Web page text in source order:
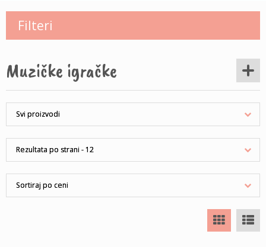
Filteri
Muzičke igračke